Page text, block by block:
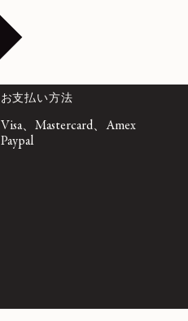
お支払い方法
Visa、Mastercard、Amex
Paypal